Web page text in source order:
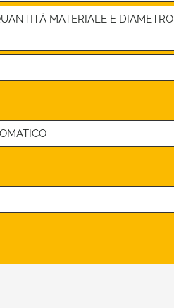
MATERIALE E DIAMETRO